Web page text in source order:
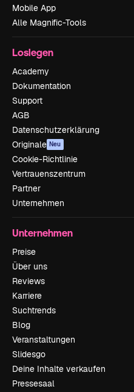
Mobile App
Alle Magnific-Tools
Loslegen
Academy
Dokumentation
Support
AGB
Datenschutzerklärung
Originale Neu
Cookie-Richtlinie
Vertrauenszentrum
Partner
Unternehmen
Unternehmen
Preise
Über uns
Reviews
Karriere
Suchtrends
Blog
Veranstaltungen
Slidesgo
Deine Inhalte verkaufen
Pressesaal